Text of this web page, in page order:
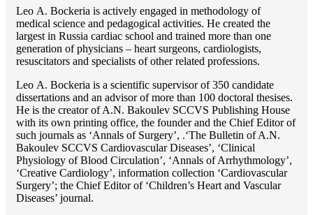
Lео A. Bockeria is actively engaged in methodology of
medical science and pedagogical activities. He created the
largest in Russia cardiac school and trained more than one
generation of physicians – heart surgeons, cardiologists,
resuscitators and specialists of other related professions.
Lео A. Bockeria is a scientific supervisor of 350 candidate
dissertations and an advisor of more than 100 doctoral thesises.
He is the creator of A.N. Bakoulev SCCVS Publishing House
with its own printing office, the founder and the Chief Editor of
such journals as ‘Annals of Surgery’, .‘The Bulletin of A.N.
Bakoulev SCCVS Cardiovascular Diseases’, ‘Clinical
Physiology of Blood Circulation’, ‘Annals of Arrhythmology’,
‘Creative Cardiology’, information collection ‘Cardiovascular
Surgery’; the Chief Editor of ‘Children’s Heart and Vascular
Diseases’ journal.